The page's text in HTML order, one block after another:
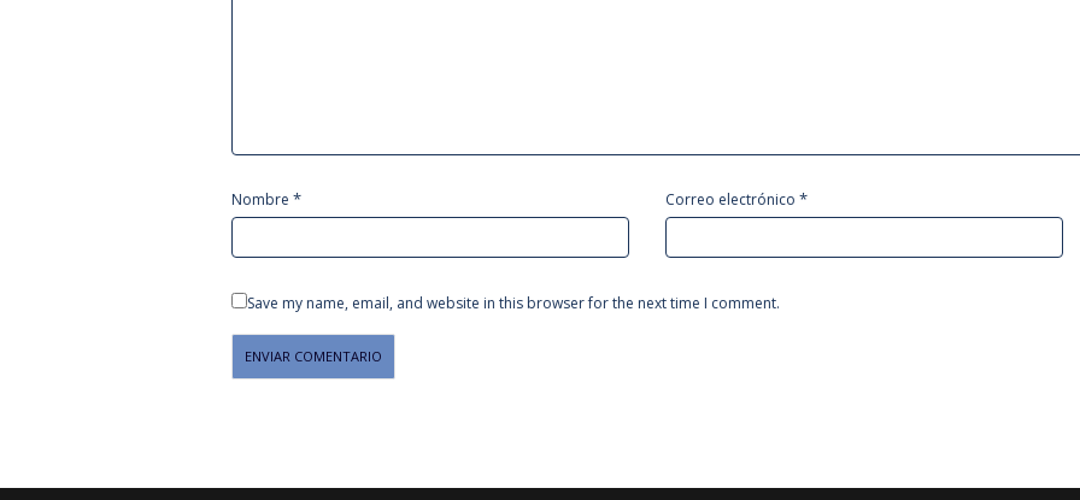
Nombre * Correo electrónico *
Save my name, email, and website in this browser for the next time I comment.